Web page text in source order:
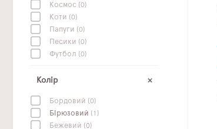
Космос (0)
Коти (0)
Папуги (0)
Песики (0)
Футбол (0)
Колір
Бордовий (0)
Бірюзовий (1)
Бежевий (0)